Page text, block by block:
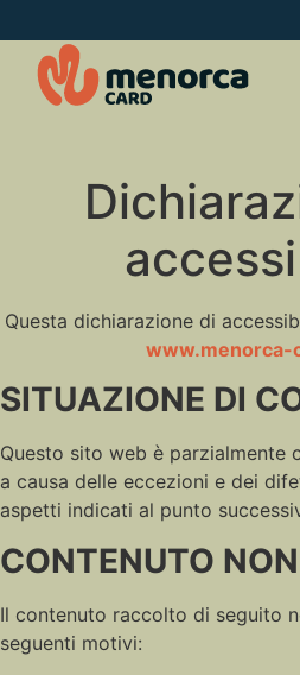
Questa dichiarazione di
www.menorca-
SITUAZIONE DI
Questo sito web è parzialmente
a causa delle eccezioni e dei
aspetti indicati al punto
CONTENUTO
Il contenuto raccolto di seguito
seguenti motivi: